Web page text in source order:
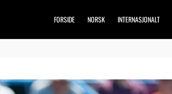
FORSIDE NORSK INTERNASJONALT